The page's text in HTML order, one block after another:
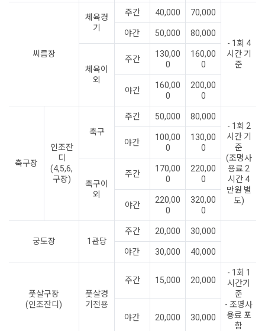
씨름장
체육경
기
주간 40,000 70,000
- 1회 4
시간 기
준
야간 50,000 80,000
체육이
외
주간
130,00
0
160,00
0
야간
160,00
0
200,00
0
축구장
인조잔
디
(4,5,6,
구장)
축구
주간 50,000
80,000
- 1회 2
시간 기
준
(조명사
용료:2
시간 4
만원 별
도)
야간
100,00
0
130,00
0
축구이
외
주간
170,00
0
220,00
0
야간
220,00
0
320,00
0
궁도장 1관당
주간 20,000 30,000
야간 30,000 40,000
풋살구장
(인조잔디)
풋살경
기전용
주간 15,000 20,000
- 1회 1
시간기
준
- 조명사
용료 포
함
야간 20,000 30,000